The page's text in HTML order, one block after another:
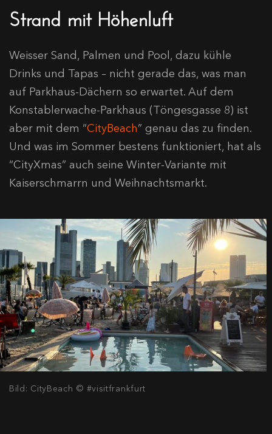
Strand mit Höhenluft
Weisser Sand, Palmen und Pool, dazu kühle
Drinks und Tapas – nicht gerade das, was man
auf Parkhaus-Dächern so erwartet. Auf dem
Konstablerwache-Parkhaus (Töngesgasse 8) ist
aber mit dem “CityBeach” genau das zu finden.
Und was im Sommer bestens funktioniert, hat als
“CityXmas” auch seine Winter-Variante mit
Kaiserschmarrn und Weihnachtsmarkt.
Bild: CityBeach © #visitfrankfurt